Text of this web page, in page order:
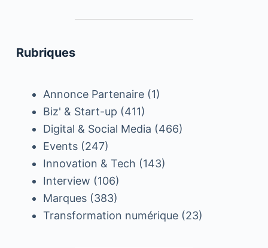
Rubriques
Annonce Partenaire(1)
Biz' & Start-up (411)
Digital & Social Media (466)
Events(247)
Innovation & Tech (143)
Interview (106)
Marques(383)
Transformation numérique(23)